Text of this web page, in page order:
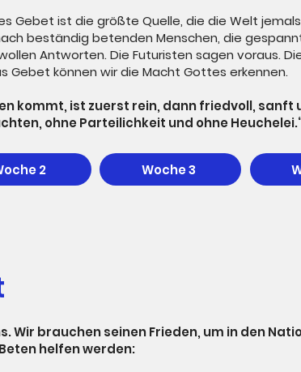
Gebet ist die größte Quelle, die die Welt
beständig betenden Menschen, die
Antworten. Die Futuristen sagen voraus.
Gebet können wir die Macht Gottes erkennen.
kommt, ist zuerst rein, dann friedvoll,
ohne Parteilichkeit und ohne
2 Woche 3
Wir brauchen seinen Frieden, um in den
helfen werden: